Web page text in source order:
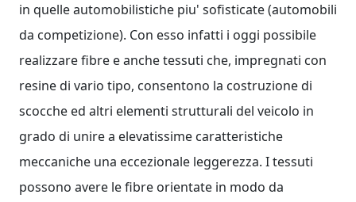
in quelle automobilistiche piu' sofisticate (automobili
da competizione). Con esso infatti i oggi possibile
realizzare fibre e anche tessuti che, impregnati con
resine di vario tipo, consentono la costruzione di
scocche ed altri elementi strutturali del veicolo in
grado di unire a elevatissime caratteristiche
meccaniche una eccezionale leggerezza. I tessuti
possono avere le fibre orientate in modo da